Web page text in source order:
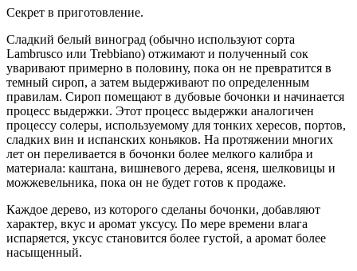
Секрет в приготовление.
Сладкий белый виноград (обычно используют сорта
Lambrusco или Trebbiano) отжимают и полученный сок
уваривают примерно в половину, пока он не превратится в
темный сироп, а затем выдерживают по определенным
правилам. Сироп помещают в дубовые бочонки и начинается
процесс выдержки. Этот процесс выдержки аналогичен
процессу солеры, используемому для тонких хересов, портов,
сладких вин и испанских коньяков. На протяжении многих
лет он переливается в бочонки более мелкого калибра и
материала: каштана, вишневого дерева, ясеня, шелковицы и
можжевельника, пока он не будет готов к продаже.
Каждое дерево, из которого сделаны бочонки, добавляют
характер, вкус и аромат уксусу. По мере времени влага
испаряется, уксус становится более густой, а аромат более
насыщенный.